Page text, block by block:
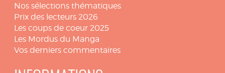
Nos sélections thématiques
Prix des lecteurs 2026
Les coups de coeur 2025
Les Mordus du Manga
Vos derniers commentaires